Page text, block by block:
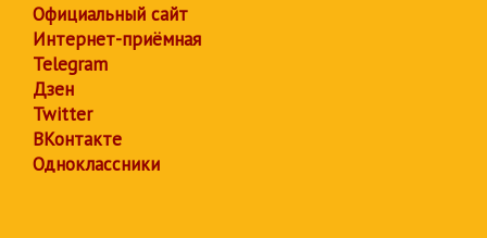
Официальный сайт
Интернет-приёмная
Telegram
Дзен
Twitter
ВКонтакте
Одноклассники